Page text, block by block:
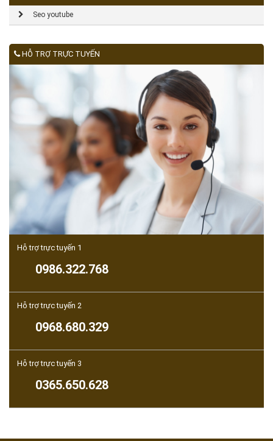
Seo youtube
HỖ TRỢ TRỰC TUYẾN
Hỗ trợ trực tuyến 1
0986.322.768
Hỗ trợ trực tuyến 2
0968.680.329
Hỗ trợ trực tuyến 3
0365.650.628